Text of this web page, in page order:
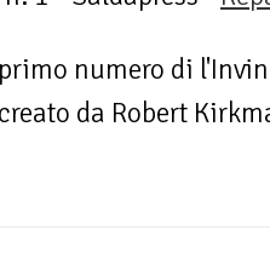
numero di
da Robert